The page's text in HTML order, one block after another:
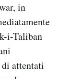
in
i-Taliban
di attentati